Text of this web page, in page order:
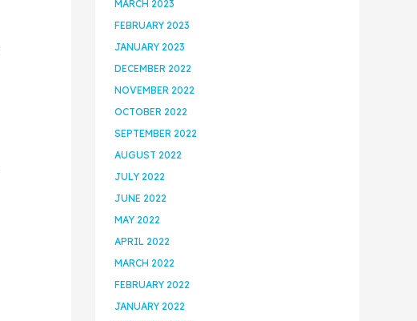
MARCH 2023
FEBRUARY 2023
JANUARY 2023
DECEMBER 2022
NOVEMBER 2022
OCTOBER 2022
SEPTEMBER 2022
AUGUST 2022
JULY 2022
JUNE 2022
MAY 2022
APRIL 2022
MARCH 2022
FEBRUARY 2022
JANUARY 2022